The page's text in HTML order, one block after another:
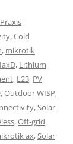
,Cold
, mikrotik
, Lithium
, L23, PV
,Outdoor WISP,
,Solar
,Off-grid
ax,Solar